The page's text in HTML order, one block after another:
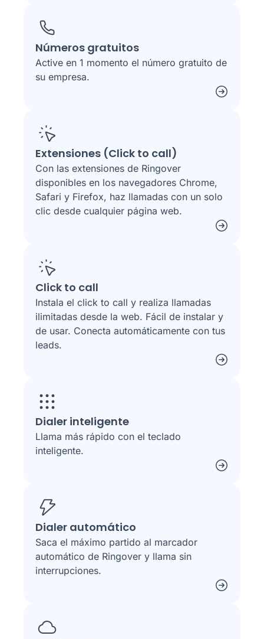
Números gratuitos
Active en 1 momento el número gratuito de
su empresa.
Extensiones (Click to call)
Con las extensiones de Ringover
disponibles en los navegadores Chrome,
Safari y Firefox, haz llamadas con un solo
clic desde cualquier página web.
Click to call
Instala el click to call y realiza llamadas
ilimitadas desde la web. Fácil de instalar y
de usar. Conecta automáticamente con tus
leads.
Dialer inteligente
Llama más rápido con el teclado
inteligente.
Dialer automático
Saca el máximo partido al marcador
automático de Ringover y llama sin
interrupciones.